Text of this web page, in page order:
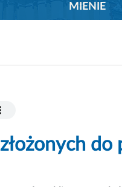
MIENIE